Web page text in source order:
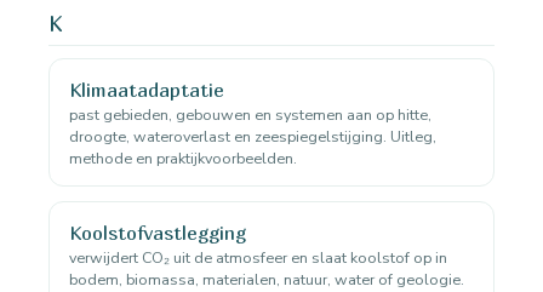
K
Klimaatadaptatie
past gebieden, gebouwen en systemen aan op hitte,
droogte, wateroverlast en zeespiegelstijging. Uitleg,
methode en praktijkvoorbeelden.
Koolstofvastlegging
verwijdert CO₂ uit de atmosfeer en slaat koolstof op in
bodem, biomassa, materialen, natuur, water of geologie.